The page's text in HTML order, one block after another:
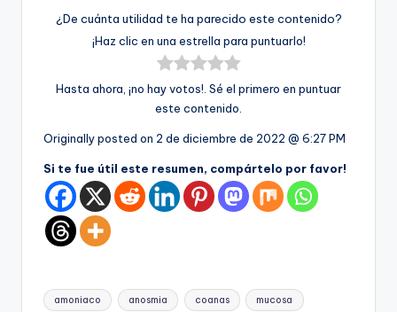
¿De cuánta utilidad te ha parecido este contenido?
¡Haz clic en una estrella para puntuarlo!
Hasta ahora, ¡no hay votos!. Sé el primero en puntuar
este contenido.
Originally posted on 2 de diciembre de 2022 @ 6:27 PM
Si te fue útil este resumen, compártelo por favor!
Etiquetas:
amoniaco anosmia coanas mucosa